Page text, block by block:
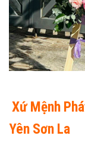
Xứ Mệnh
Yên Sơn La